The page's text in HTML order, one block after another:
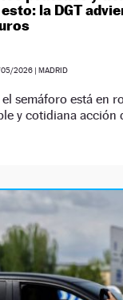
la DGT
2026 | MADRID
semáforo está en
y cotidiana acción